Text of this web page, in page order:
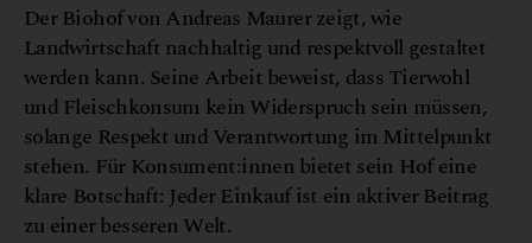
Der Biohof von Andreas Maurer zeigt, wie
Landwirtschaft nachhaltig und respektvoll gestaltet
werden kann. Seine Arbeit beweist, dass Tierwohl
und Fleischkonsum kein Widerspruch sein müssen,
solange Respekt und Verantwortung im Mittelpunkt
stehen. Für Konsument:innen bietet sein Hof eine
klare Botschaft: Jeder Einkauf ist ein aktiver Beitrag
zu einer besseren Welt.